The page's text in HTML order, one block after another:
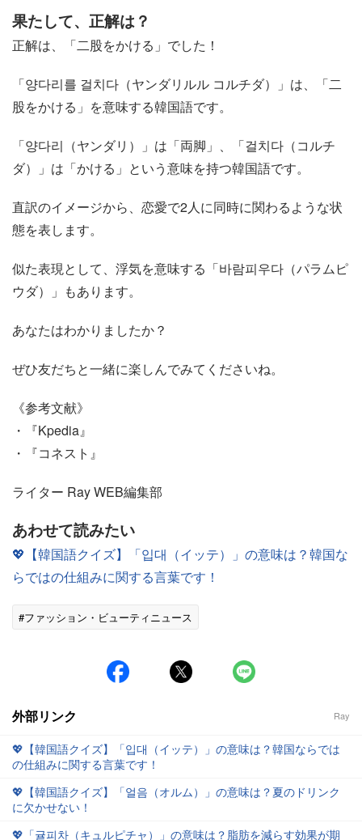
果たして、正解は？
正解は、「二股をかける」でした！
「양다리를 걸치다（ヤンダリルル コルチダ）」は、「二
股をかける」を意味する韓国語です。
「양다리（ヤンダリ）」は「両脚」、「걸치다（コルチ
ダ）」は「かける」という意味を持つ韓国語です。
直訳のイメージから、恋愛で2人に同時に関わるような状
態を表します。
似た表現として、浮気を意味する「바람피우다（パラムピ
ウダ）」もあります。
あなたはわかりましたか？
ぜひ友だちと一緒に楽しんでみてくださいね。
《参考文献》
・『Kpedia』
・『コネスト』
ライター Ray WEB編集部
あわせて読みたい
💖【韓国語クイズ】「입대（イッテ）」の意味は？韓国な
らではの仕組みに関する言葉です！
#ファッション・ビューティニュース
外部リンク Ray
💖【韓国語クイズ】「입대（イッテ）」の意味は？韓国ならでは
の仕組みに関する言葉です！
💖【韓国語クイズ】「얼음（オルム）」の意味は？夏のドリンク
に欠かせない！
💖「귤피차（キュルピチャ）」の意味は？脂肪を減らす効果が期